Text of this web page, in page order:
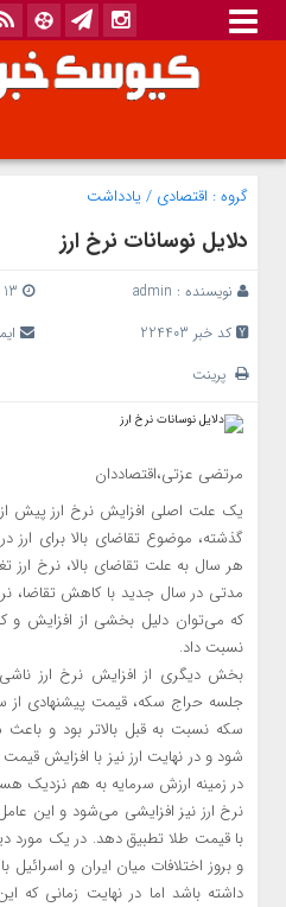
گروه : اقتصادی /یادداشت
دلایل نوسانات نرخ ارز
نویسنده : admin
کد خبر 224403
پرینت
مرتضی عزتی،‌اقتصاددان
یک علت اصلی افزایش نرخ ارز پیش از
گذشته، موضوع تقاضای بالا برای ارز
هر سال به علت تقاضای بالا، نرخ ارز
مدتی در سال جدید با کاهش تقاضا،
که می‌توان دلیل بخشی از افزایش و
نسبت داد.
بخش دیگری از افزایش نرخ ارز
جلسه حراج سکه، قیمت پیشنهادی از
سکه نسبت به قبل بالاتر بود و
شود و در نهایت ارز نیز با افزایش قیمت
در زمینه ارزش سرمایه به هم نزدیک
نرخ ارز نیز افزایشی می‌شود و این
با قیمت طلا تطبیق دهد. در یک مورد
و بروز اختلافات میان ایران و
داشته باشد اما در نهایت زمانی که